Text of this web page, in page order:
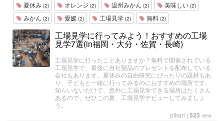
夏休み (2) オレンジ (2) 温州みかん (2) 美味しい (2)
みかん (2) 愛媛 (2) 工場見学 (2) 無料 (2)
工場見学に行ってみよう！おすすめの工場
見学7選(in福岡・大分・佐賀・長崎)
工場見学に行ったことありますか？無料で開催されている
工場見学で、最後に自社製品のプレゼントを配布している
会社もあります。夏休みの自由研究にぴったりの題材もあ
り、子どもと一緒に行ってみるのにおすすめの場所です。
知らいないだけで、意外に工場見学できる場所はたくさん
あるので、ぜひこの夏、工場見学デビューしてみましょ
う。
pikari | 523 view